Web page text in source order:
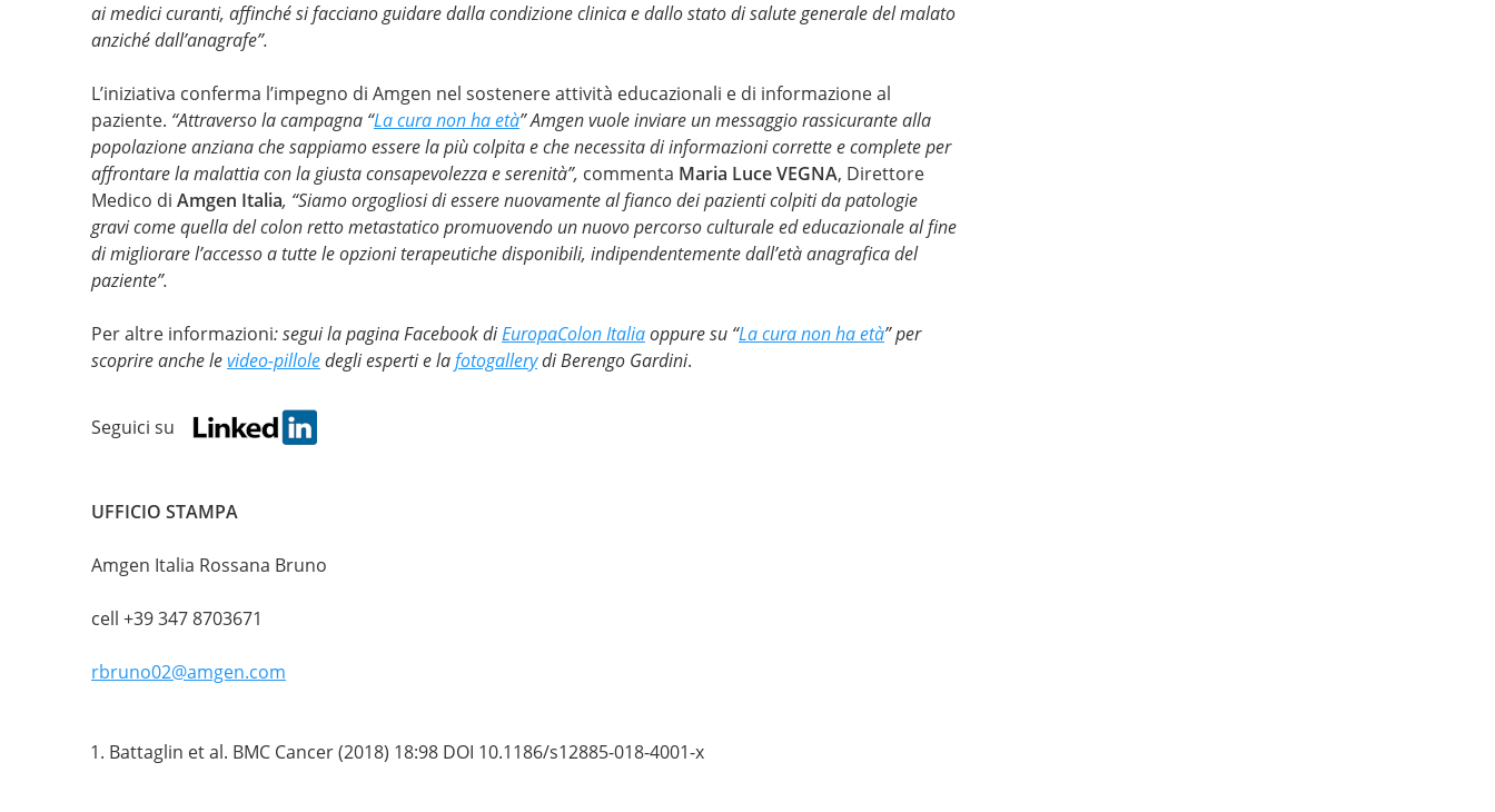
ai medici curanti, affinchési facciano guidare dalla condizione clinica e dallo stato di salute generale del malato
anziché dall’anagrafe”.
L’iniziativa conferma l’impegno di Amgen nel sostenere attività educazionali e di informazione al
paziente. “Attraverso la campagna “La cura non ha età” Amgenvuoleinviare un messaggio rassicurante alla
popolazione anziana che sappiamo essere la più colpita e che necessita di informazioni corrette e complete per
affrontare la malattia con la giusta consapevolezza e serenità”, commenta Maria Luce VEGNA, Direttore
Medico di Amgen Italia, “Siamo orgogliosi di essere nuovamente al fianco dei pazienti colpiti da patologie
gravi come quella del colon retto metastatico promuovendo un nuovo percorso culturale ed educazionale al fine
di migliorare l’accesso a tutte le opzioni terapeutiche disponibili, indipendentemente dall’età anagrafica del
paziente”.
Per altre informazioni: segui la pagina Facebook diEuropaColon Italiaoppure su “La cura non ha età” per
scoprire anche levideo-pilloledegli esperti e lafotogallerydi Berengo Gardini.
Seguici su
UFFICIO STAMPA
Amgen Italia Rossana Bruno
cell +39 347 8703671
rbruno02@amgen.com
Battaglin et al. BMC Cancer (2018) 18:98 DOI 10.1186/s12885-018-4001-x